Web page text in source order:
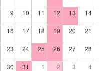
9 10 11 12 13 14
16 17 18 19 20 21
23 24 25 26 27 28
30 31 1 2 3 4